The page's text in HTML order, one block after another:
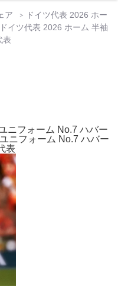
ア
ドイツ代表 2026 ホー
イツ代表 2026 ホーム 半袖
表